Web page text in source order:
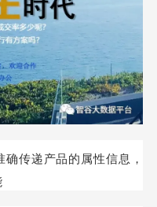
传递产品的属性信息，